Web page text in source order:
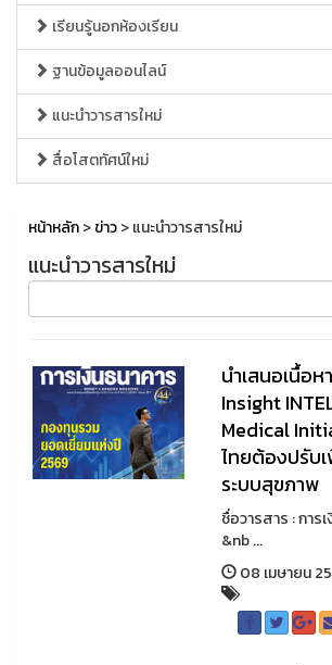
เรียนรู้นอกห้องเรียน
ฐานข้อมูลออนไลน์
แนะนำวารสารใหม่
สื่อโสตทัศน์ใหม่
หน้าหลัก>ข่าว> แนะนำวารสารใหม่
แนะนำวารสารใหม่
นำเสนอเนื้อห
Insight
Medical
ไทยต้องปรับ
ระบบสุขภาพ
ชื่อวารสาร :
&nb ...
08 เมษายน